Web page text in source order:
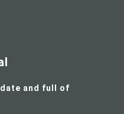
and full of